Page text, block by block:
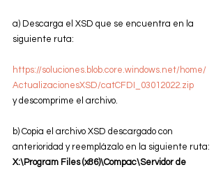
a) Descarga el XSD que se encuentra en la
siguiente ruta:
https://soluciones.blob.core.windows.net/home/
ActualizacionesXSD/catCFDI_03012022.zip
y descomprime el archivo.
b) Copia el archivo XSD descargado con
anterioridad y reemplázalo en la siguiente ruta:
X:\Program Files (x86)\Compac\Servidor de